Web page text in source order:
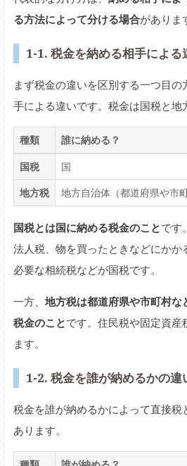
る方法によって分ける場合がありま
1-1. 税金を納める相手による
まず税金の違いを区別する一つ目
手による違いです。税金は国税と地
種類 誰に納める？
国税
国
地方税
地方自治体（都道府県や市
国税とは国に納める税金のことです
法人税、物を買ったときなどにかか
必要な相続税などが国税です。
一方、 地方税は都道府県や市町村な
税金のことです。住民税や固定資産
ます。
1-2. 税金を誰が納めるかの違
税金を誰が納めるかによって直接税
あります。